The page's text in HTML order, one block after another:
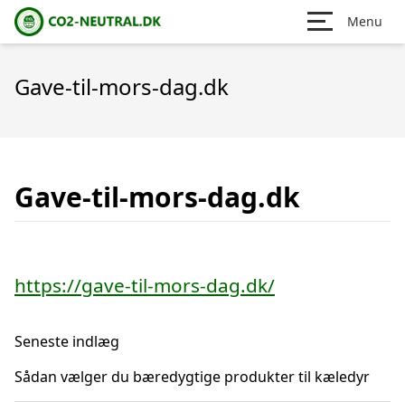
Menu
Gave-til-mors-dag.dk
Gave-til-mors-dag.dk
https://gave-til-mors-dag.dk/
Seneste indlæg
Sådan vælger du bæredygtige produkter til kæledyr